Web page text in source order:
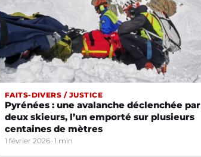
FAITS-DIVERS / JUSTICE
Pyrénées : une avalanche déclenchée par
deux skieurs, l’un emporté sur plusieurs
centaines de mètres
1 février 2026 1 min